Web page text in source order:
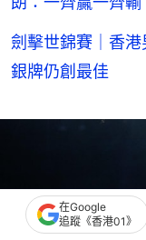
劍擊世錦賽｜香
銀牌仍創最佳
在Google
追蹤《香港01》